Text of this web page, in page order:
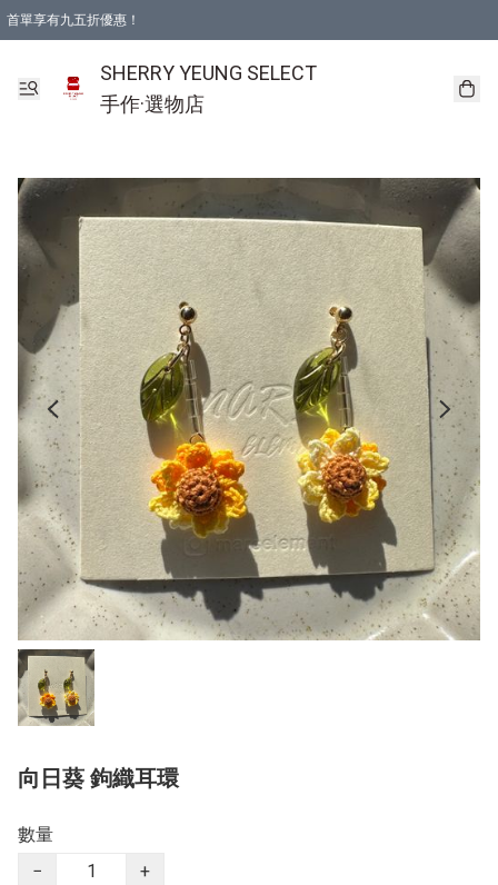
首單享有九五折優惠！
SHERRY YEUNG SELECT
手作·選物店
向日葵 鉤織耳環
數量
−
+